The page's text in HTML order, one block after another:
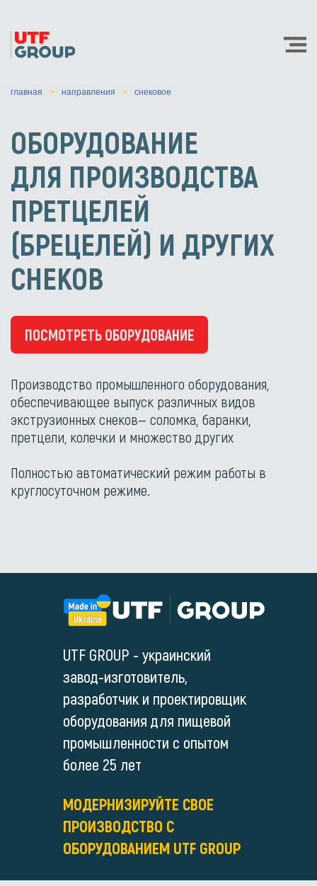
главная направления снековое
ОБОРУДОВАНИЕ
ДЛЯ ПРОИЗВОДСТВА
ПРЕТЦЕЛЕЙ
(БРЕЦЕЛЕЙ) И ДРУГИХ
СНЕКОВ
ПОСМОТРЕТЬ ОБОРУДОВАНИЕ
Производство промышленного оборудования,
обеспечивающее выпуск различных видов
экструзионных снеков— соломка, баранки,
претцели, колечки и множество других
Полностью автоматический режим работы в
круглосуточном режиме.
UTF GROUP - украинский
завод-изготовитель,
разработчик и проектировщик
оборудования для пищевой
промышленности с опытом
более 25 лет
МОДЕРНИЗИРУЙТЕ СВОЕ
ПРОИЗВОДСТВО С
ОБОРУДОВАНИЕМ UTF GROUP